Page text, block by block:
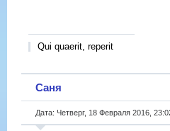
Qui quaerit, reperit
Саня
Дата: Четверг, 18 Февраля 2016,